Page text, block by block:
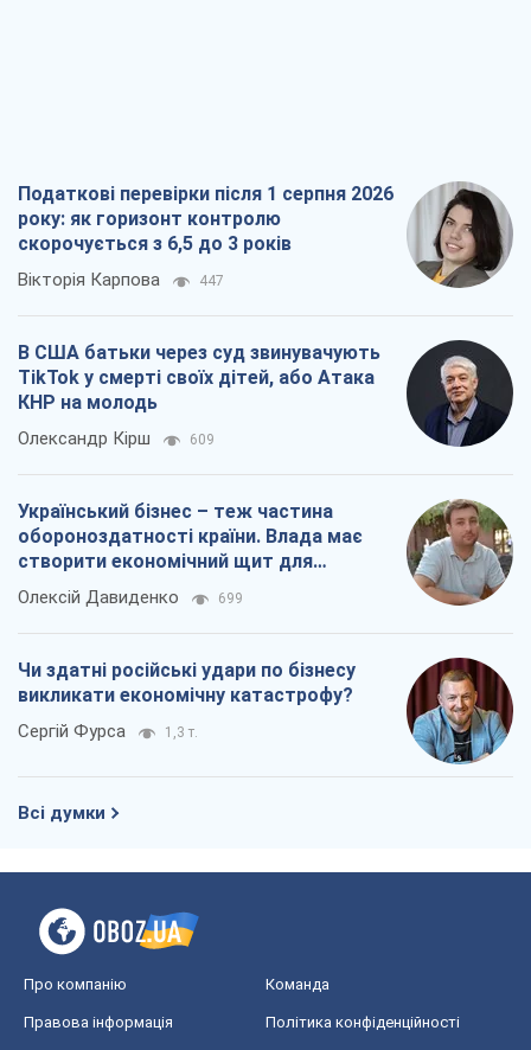
Податкові перевірки після 1 серпня 2026
року: як горизонт контролю
скорочується з 6,5 до 3 років
Вікторія Карпова 447
В США батьки через суд звинувачують
TikTok у смерті своїх дітей, або Атака
КНР на молодь
Олександр Кірш 609
Український бізнес – теж частина
обороноздатності країни. Влада має
створити економічний щит для
компаній
Олексій Давиденко 699
Чи здатні російські удари по бізнесу
викликати економічну катастрофу?
Сергій Фурса 1,3 т.
Всі думки
Про компанію Команда
Правова інформація Політика конфіденційності